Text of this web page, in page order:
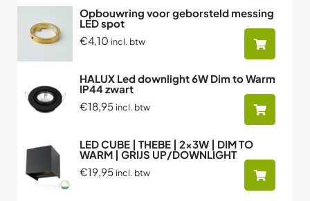
Opbouwring voor geborsteld messing
LED spot
€4,10 incl. btw
HALUX Led downlight 6W Dim to Warm
IP44 zwart
€18,95 incl. btw
LED CUBE | THEBE | 2x3W | DIM TO
WARM | GRIJS UP/DOWNLIGHT
€19,95 incl. btw